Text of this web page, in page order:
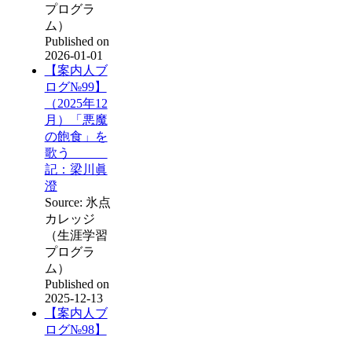
プログラ
ム）
Published on
2026-01-01
【案内人ブ
ログ№99】
（2025年12
月）「悪魔
の飽食」を
歌う
記：梁川眞
澄
Source: 氷点
カレッジ
（生涯学習
プログラ
ム）
Published on
2025-12-13
【案内人ブ
ログ№98】